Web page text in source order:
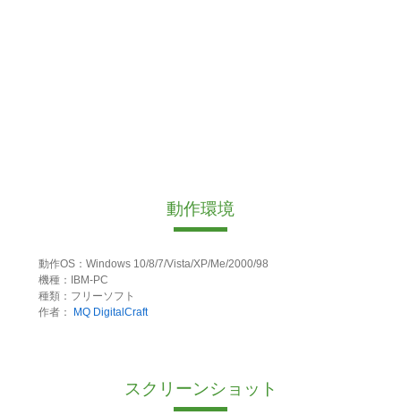
動作環境
動作OS：Windows 10/8/7/Vista/XP/Me/2000/98
機種：IBM-PC
種類：フリーソフト
作者：
MQ DigitalCraft
スクリーンショット